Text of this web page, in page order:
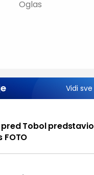
Vidi sve
Tobol predstavio
FOTO